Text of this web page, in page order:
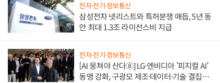
전자·전기·정보통신
삼성전자 넷리스트와 특허분쟁 매듭, 5년 동
안 최대 1.3조 라이선스비 지급
전자·전기·정보통신
[AI 뭉쳐야 산다⑧] LG·엔비디아 '피지컬 AI'
동맹 강화, 구광모 제조·데이터·기술 결집